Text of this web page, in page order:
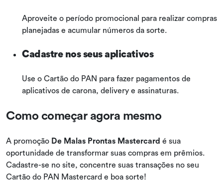
Aproveite o período promocional para realizar compras
planejadas e acumular números da sorte.
Cadastre nos seus aplicativos
Use o Cartão do PAN para fazer pagamentos de
aplicativos de carona, delivery e assinaturas.
Como começar agora mesmo
A promoção De Malas Prontas Mastercard é sua
oportunidade de transformar suas compras em prêmios.
Cadastre-se no site, concentre suas transações no seu
Cartão do PAN Mastercard e boa sorte!